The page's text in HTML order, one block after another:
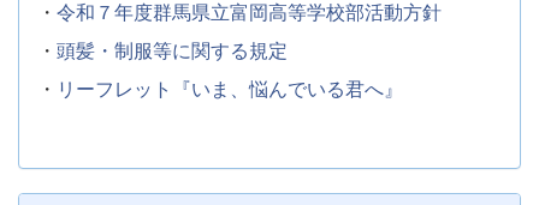
・ 令和７年度群馬県立富岡高等学校部活動方針
・ 頭髪・制服等に関する規定
・ リーフレット『いま、悩んでいる君へ』